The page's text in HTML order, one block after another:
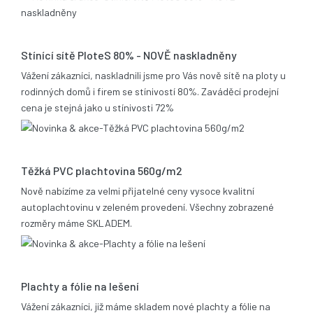
Stínící sítě PloteS 80% - NOVĚ naskladněny
Vážení zákazníci, naskladnili jsme pro Vás nově sítě na ploty u
rodinných domů i firem se stínivostí 80%. Zaváděcí prodejní
cena je stejná jako u stínivosti 72%
Těžká PVC plachtovina 560g/m2
Nově nabízíme za velmi přijatelné ceny vysoce kvalitní
autoplachtovinu v zeleném provedení. Všechny zobrazené
rozměry máme SKLADEM.
Plachty a fólie na lešení
Vážení zákazníci, již máme skladem nové plachty a fólie na